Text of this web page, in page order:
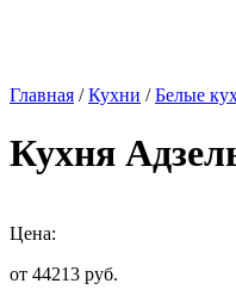
Главная /Кухни /Белые
Кухня
Цена:
от 44213 руб.